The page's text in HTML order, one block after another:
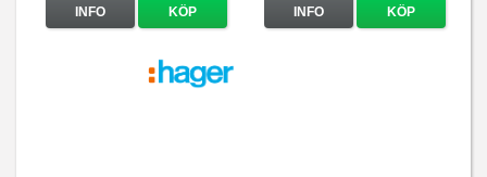
INFO KÖP INFO KÖP